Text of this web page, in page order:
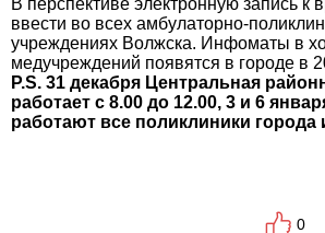
ввести во всех амбулаторно-
учреждениях Волжска. Инфоматы в
медучреждений появятся в городе в
P.S. 31 декабря Центральная
работает с 8.00 до 12.00, 3 и 6
работают все поликлиники города
0